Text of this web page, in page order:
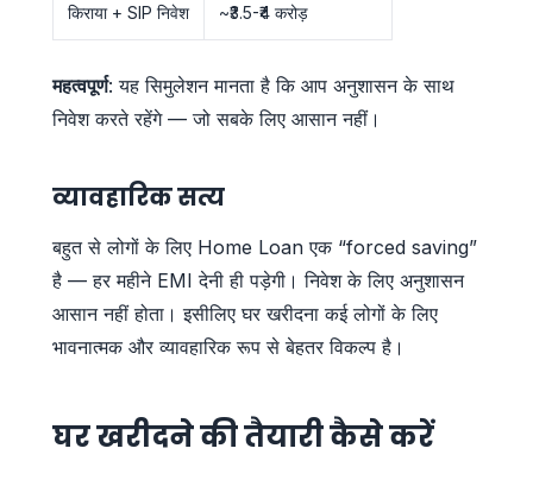
किराया + SIP निवेश ~₹3.5-₹4 करोड़
महत्वपूर्ण: यह सिमुलेशन मानता है कि आप अनुशासन के साथ
निवेश करते रहेंगे — जो सबके लिए आसान नहीं।
व्यावहारिक सत्य
बहुत से लोगों के लिए Home Loan एक “forced saving”
है — हर महीने EMI देनी ही पड़ेगी। निवेश के लिए अनुशासन
आसान नहीं होता। इसीलिए घर खरीदना कई लोगों के लिए
भावनात्मक और व्यावहारिक रूप से बेहतर विकल्प है।
घर खरीदने की तैयारी कैसे करें